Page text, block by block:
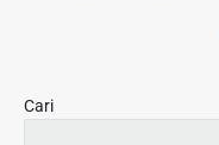
m
r
Cari